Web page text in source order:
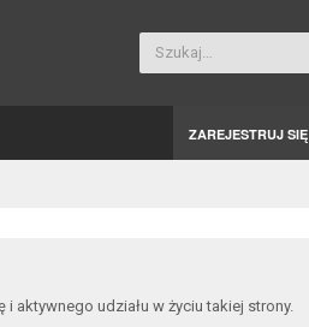
Szukaj…
ZAREJESTRUJ SIĘ
aktywnego udziału w życiu takiej strony.